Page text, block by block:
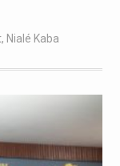
, Nialé Kaba